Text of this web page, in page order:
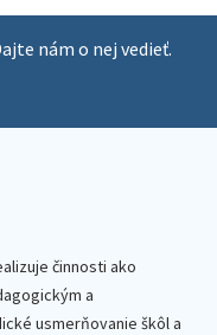
nám o nej vedieť.
činnosti ako
a
usmerňovanie škôl a